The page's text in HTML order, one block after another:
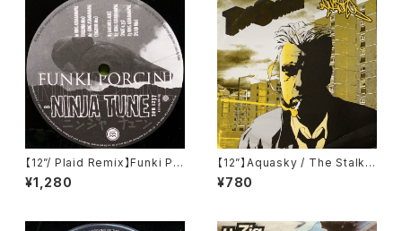
【12”/ Plaid Remix】Funki Po
rcini / King Ashabanapal (N
inja Tune) (zen 1237)
¥1,280
【12”】Aquasky / The Stalke
r / Bulletproof (Moving Sha
dow) (SHADOW 132)
¥780